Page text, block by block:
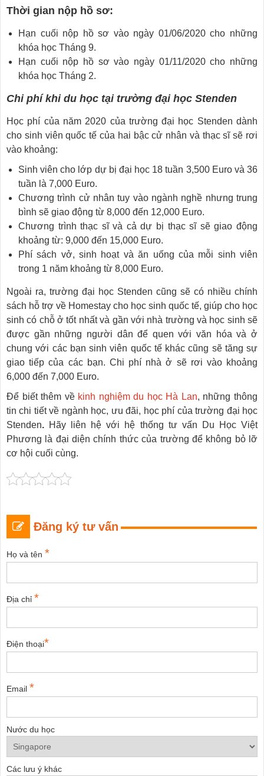
Thời gian nộp hồ sơ:
Hạn cuối nộp hồ sơ vào ngày 01/06/2020 cho những
khóa học Tháng 9.
Hạn cuối nộp hồ sơ vào ngày 01/11/2020 cho những
khóa học Tháng 2.
Chi phí khi du học tại trường đại học Stenden
Học phí của năm 2020 của trường đại học Stenden dành
cho sinh viên quốc tế của hai bậc cử nhân và thạc sĩ sẽ rơi
vào khoảng:
Sinh viên cho lớp dự bị đại học 18 tuần 3,500 Euro và 36
tuần là 7,000 Euro.
Chương trình cử nhân tuy vào ngành nghề nhưng trung
bình sẽ giao động từ 8,000 đến 12,000 Euro.
Chương trình thạc sĩ và cả dự bị thạc sĩ sẽ giao động
khoảng từ: 9,000 đến 15,000 Euro.
Phí sách vở, sinh hoạt và ăn uống của mỗi sinh viên
trong 1 năm khoảng từ 8,000 Euro.
Ngoài ra, trường đại học Stenden cũng sẽ có nhiều chính
sách hỗ trợ về Homestay cho học sinh quốc tế, giúp cho học
sinh có chỗ ở tốt nhất và gần với nhà trường và học sinh sẽ
được gần những người dân để quen với văn hóa và ở
chung với các bạn sinh viên quốc tế khác cũng sẽ tăng sự
giao tiếp của các bạn. Chi phí nhà ở sẽ rơi vào khoảng
6,000 đến 7,000 Euro.
Để biết thêm về kinh nghiệm du học Hà Lan, những thông
tin chi tiết về ngành học, ưu đãi, học phí của trường đại học
Stenden. Hãy liên hệ với hệ thống tư vấn Du Học Việt
Phương là đại diện chính thức của trường để không bỏ lỡ
cơ hội cuối cùng.
Đăng ký tư vấn
Họ và tên *
Địa chỉ *
Điện thoại*
Email *
Nước du học
Các lưu ý khác